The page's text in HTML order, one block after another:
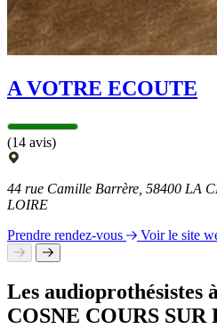
A VOTRE ECOUTE
(14 avis)
44 rue Camille Barrère, 58400 LA
LOIRE
Prendre rendez-vous
Voir le site
Les audioprothésistes
COSNE COURS SUR